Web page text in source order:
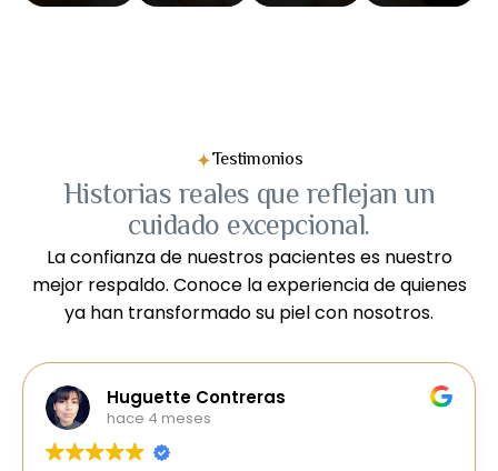
Testimonios
Historias reales que reflejan un
cuidado excepcional.
La confianza de nuestros pacientes es nuestro
mejor respaldo. Conoce la experiencia de quienes
ya han transformado su piel con nosotros.
Huguette Contreras
hace 4 meses